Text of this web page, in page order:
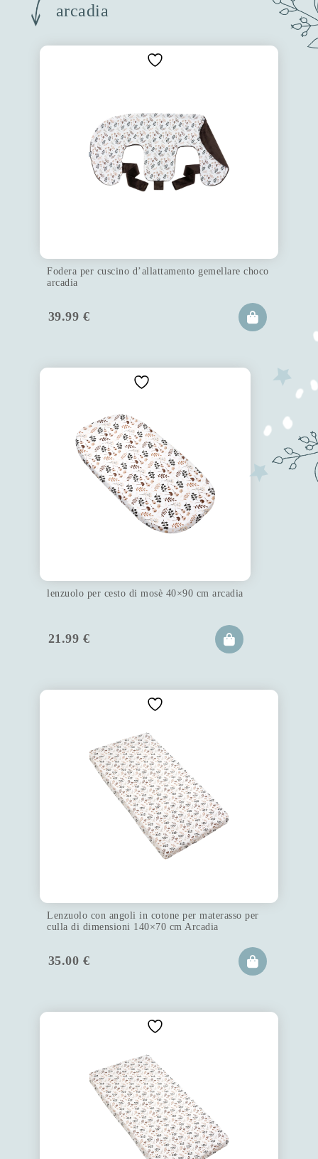
arcadia
Fodera per cuscino d’allattamento gemellare choco
arcadia
39.99 €
lenzuolo per cesto di mosè 40×90 cm arcadia
21.99 €
Lenzuolo con angoli in cotone per materasso per
culla di dimensioni 140×70 cm Arcadia
35.00 €